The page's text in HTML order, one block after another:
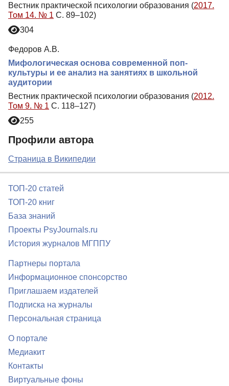
Вестник практической психологии образования (2017.
Том 14. № 1 С. 89–102)
304
Федоров А.В.
Мифологическая основа современной поп-
культуры и ее анализ на занятиях в школьной
аудитории
Вестник практической психологии образования (2012.
Том 9. № 1 С. 118–127)
255
Профили автора
Страница в Википедии
ТОП-20 статей
ТОП-20 книг
База знаний
Проекты PsyJournals.ru
История журналов МГППУ
Партнеры портала
Информационное спонсорство
Приглашаем издателей
Подписка на журналы
Персональная страница
О портале
Медиакит
Контакты
Виртуальные фоны